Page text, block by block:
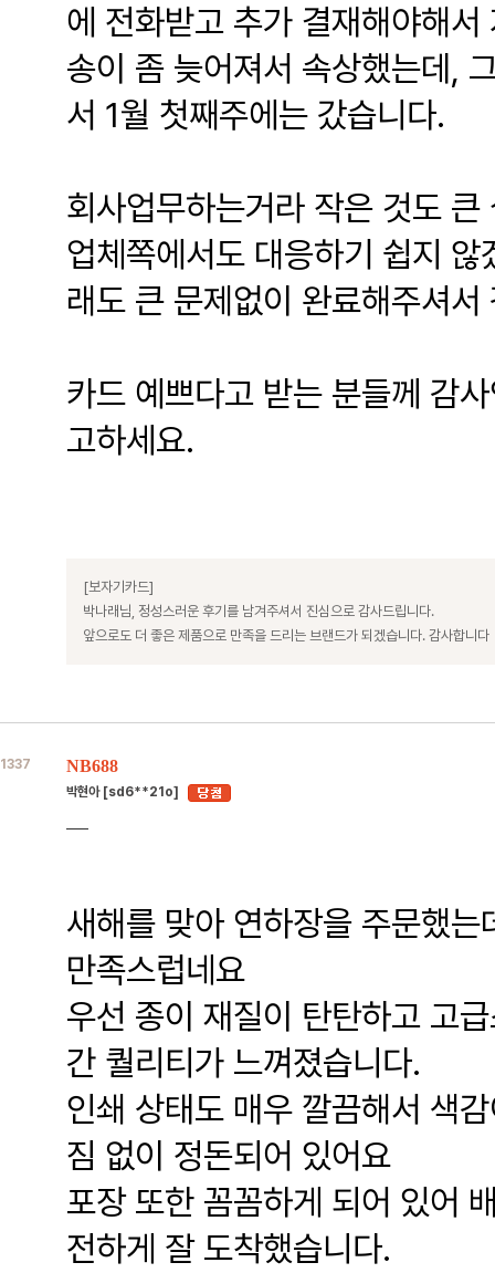
에 전화받고 추가 결재해야해
송이 좀 늦어져서 속상했는데,
서 1월 첫째주에는 갔습니다.
회사업무하는거라 작은 것도
업체쪽에서도 대응하기 쉽지
래도 큰 문제없이 완료해주셔서
카드 예쁘다고 받는 분들께 감
고하세요.
[보자기카드]
박나래님, 정성스러운 후기를 남겨주셔서 진심으로 감사드립니다.
앞으로도 더 좋은 제품으로 만족을 드리는 브랜드가 되겠습니다. 감사합니다
1337 NB688
박현아 [sd6**21o]
새해를 맞아 연하장을 주문했
만족스럽네요
우선 종이 재질이 탄탄하고 고
간 퀄리티가 느껴졌습니다.
인쇄 상태도 매우 깔끔해서 색
짐 없이 정돈되어 있어요
포장 또한 꼼꼼하게 되어 있어
전하게 잘 도착했습니다.